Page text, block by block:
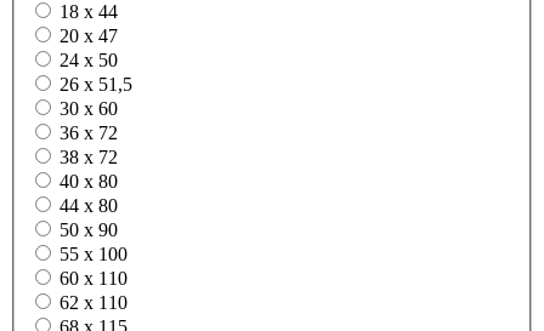
18 x 44
20 x 47
24 x 50
26 x 51,5
30 x 60
36 x 72
38 x 72
40 x 80
44 x 80
50 x 90
55 x 100
60 x 110
62 x 110